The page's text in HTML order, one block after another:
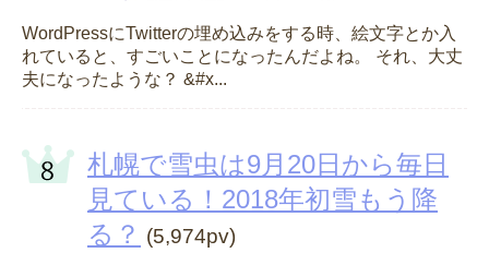
WordPressにTwitterの埋め込みをする時、絵文字とか入
れていると、すごいことになったんだよね。 それ、大丈
夫になったような？ &#x...
札幌で雪虫は9月20日から毎日
見ている！2018年初雪もう降
る？ (5,974pv)